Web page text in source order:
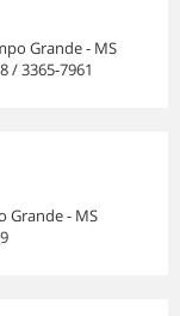
Grande - MS
/ 3365-7961
Grande - MS